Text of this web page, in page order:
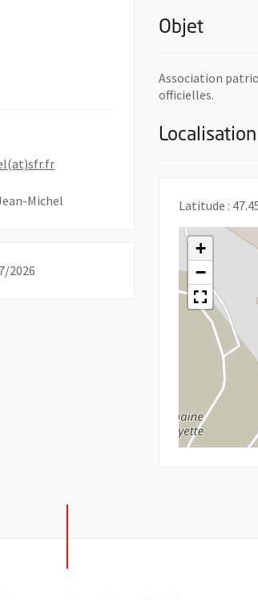
Objet
Association
officielles.
Latitude :
+
−
, Ouvre une nouvelle fenêtre
Michel
2026